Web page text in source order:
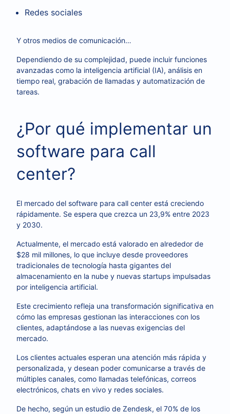
Redes sociales
Y otros medios de comunicación…
Dependiendo de su complejidad, puede incluir funciones
avanzadas como la inteligencia artificial (IA), análisis en
tiempo real, grabación de llamadas y automatización de
tareas.
¿Por qué implementar un
software para call
center?
El mercado del software para call center está creciendo
rápidamente. Se espera que crezca un 23,9% entre 2023
y 2030.
Actualmente, el mercado está valorado en alrededor de
$28 mil millones, lo que incluye desde proveedores
tradicionales de tecnología hasta gigantes del
almacenamiento en la nube y nuevas startups impulsadas
por inteligencia artificial.
Este crecimiento refleja una transformación significativa en
cómo las empresas gestionan las interacciones con los
clientes, adaptándose a las nuevas exigencias del
mercado.
Los clientes actuales esperan una atención más rápida y
personalizada, y desean poder comunicarse a través de
múltiples canales, como llamadas telefónicas, correos
electrónicos, chats en vivo y redes sociales.
De hecho, según un estudio de Zendesk, el 70% de los